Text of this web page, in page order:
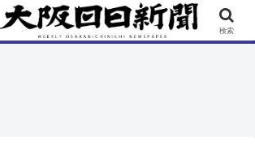
ニュース 連載 街ネタ イベント
検索